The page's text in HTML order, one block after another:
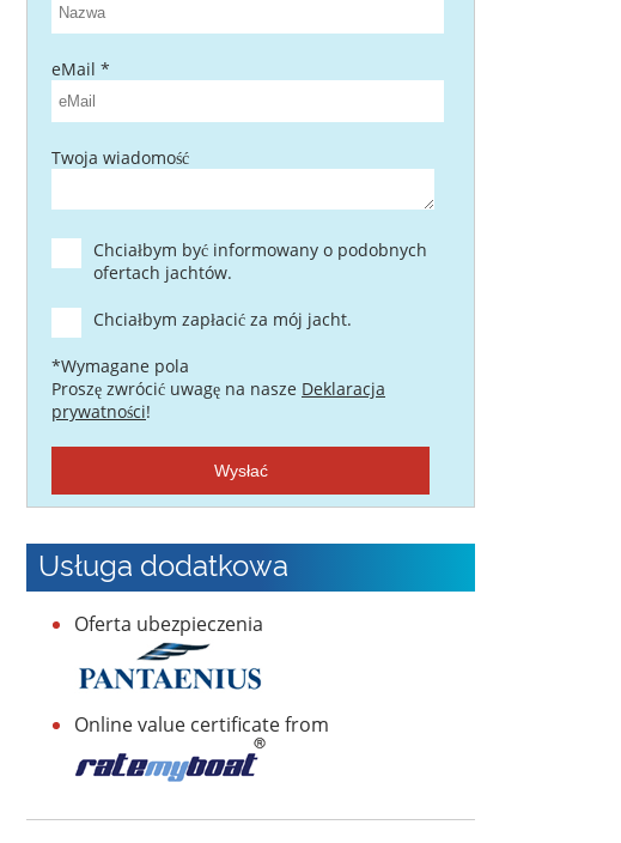
eMail *
Twoja wiadomość
Chciałbym być informowany o podobnych
ofertach jachtów.
Chciałbym zapłacić za mój jacht.
*Wymagane pola
Proszę zwrócić uwagę na nasze Deklaracja
prywatności!
Wysłać
Usługa dodatkowa
Oferta ubezpieczenia
Online value certificate from